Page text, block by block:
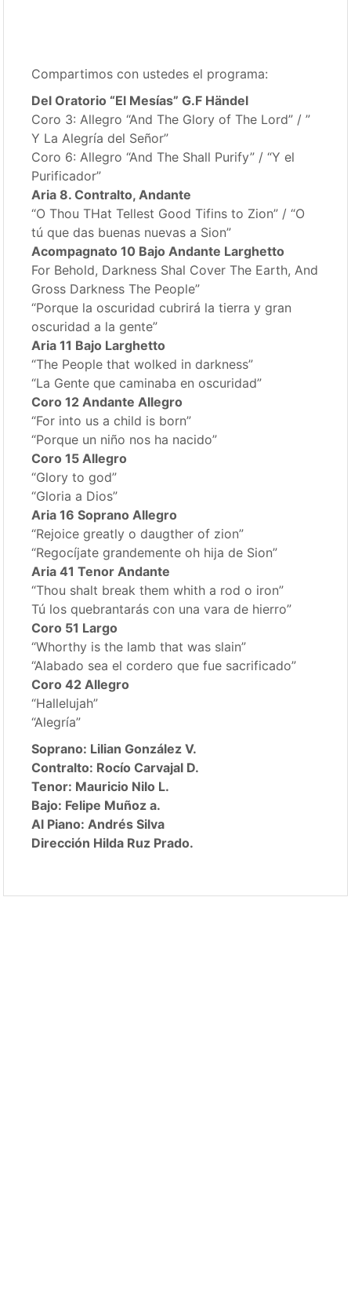
Compartimos con ustedes el programa:
Del Oratorio “El Mesías” G.F Händel
Coro 3: Allegro “And The Glory of The Lord” / ”
Y La Alegría del Señor”
Coro 6: Allegro “And The Shall Purify” / “Y el
Purificador”
Aria 8. Contralto, Andante
“O Thou THat Tellest Good Tifins to Zion” / “O
tú que das buenas nuevas a Sion”
Acompagnato 10 Bajo Andante Larghetto
For Behold, Darkness Shal Cover The Earth, And
Gross Darkness The People”
“Porque la oscuridad cubrirá la tierra y gran
oscuridad a la gente”
Aria 11 Bajo Larghetto
“The People that wolked in darkness”
“La Gente que caminaba en oscuridad”
Coro 12 Andante Allegro
“For into us a child is born”
“Porque un niño nos ha nacido”
Coro 15 Allegro
“Glory to god”
“Gloria a Dios”
Aria 16 Soprano Allegro
“Rejoice greatly o daugther of zion”
“Regocíjate grandemente oh hija de Sion”
Aria 41 Tenor Andante
“Thou shalt break them whith a rod o iron”
Tú los quebrantarás con una vara de hierro”
Coro 51 Largo
“Whorthy is the lamb that was slain”
“Alabado sea el cordero que fue sacrificado”
Coro 42 Allegro
“Hallelujah”
“Alegría”
Soprano: Lilian González V.
Contralto: Rocío Carvajal D.
Tenor: Mauricio Nilo L.
Bajo: Felipe Muñoz a.
Al Piano: Andrés Silva
Dirección Hilda Ruz Prado.